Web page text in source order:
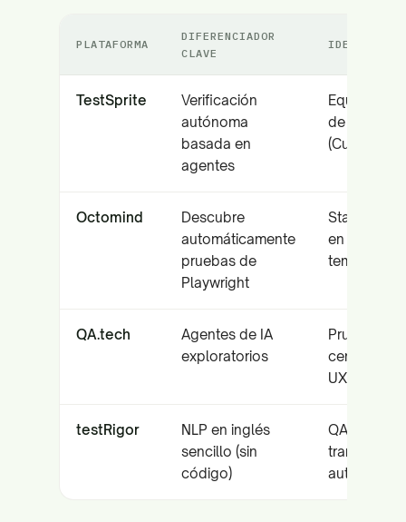
PLATAFORMA
DIFERENCIADOR
CLAVE
IDEAL PARA
TestSprite
Verificación
autónoma
basada en
agentes
Equipos
de IA
(Cursor/
Octomind
Descubre
automáticamente
pruebas de
Playwright
Startups
en etapa
temprana
QA.tech
Agentes de IA
exploratorios
Pruebas
centradas
UX
testRigor
NLP en inglés
sencillo (sin
código)
QA manual
transición a